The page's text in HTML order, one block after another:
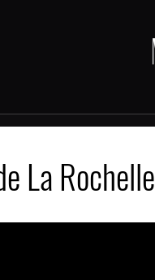
La Rochelle